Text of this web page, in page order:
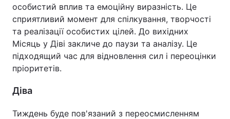
особистий вплив та емоційну виразність. Це
сприятливий момент для спілкування, творчості
та реалізації особистих цілей. До вихідних
Місяць у Діві закличе до паузи та аналізу. Це
підходящий час для відновлення сил і переоцінки
пріоритетів.
Діва
Тиждень буде пов'язаний з переосмисленням